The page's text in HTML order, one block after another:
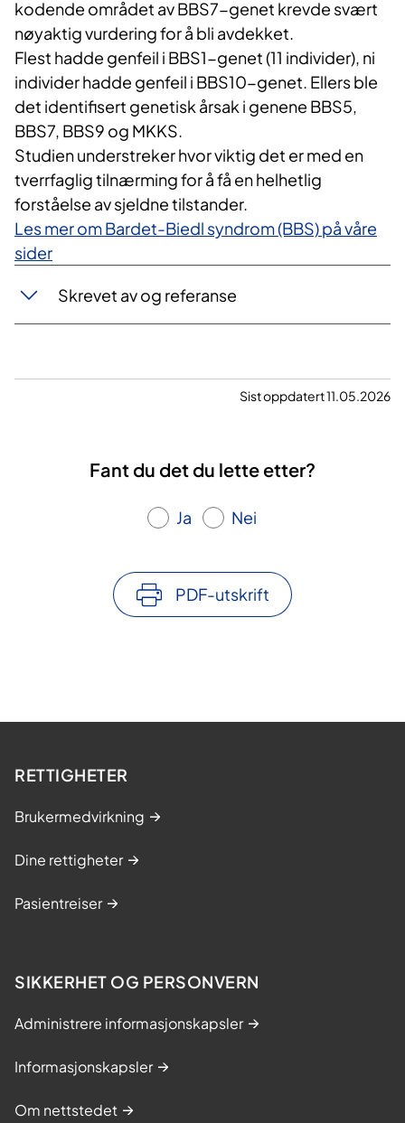
kodende området av BBS7-genet krevde svært
nøyaktig vurdering for å bli avdekket.
Flest hadde genfeil i BBS1-genet (11 individer), ni
individer hadde genfeil i BBS10-genet. Ellers ble
det identifisert genetisk årsak i genene BBS5,
BBS7, BBS9 og MKKS.
Studien understreker hvor viktig det er med en
tverrfaglig tilnærming for å få en helhetlig
forståelse av sjeldne tilstander.
Les mer om Bardet-Biedl syndrom (BBS) på våre
sider
Skrevet av og referanse
Sist oppdatert 11.05.2026
Fant du det du lette etter?
Ja Nei
PDF-utskrift
RETTIGHETER
Brukermedvirkning
Dine rettigheter
Pasientreiser
SIKKERHET OG PERSONVERN
Administrere informasjonskapsler
Informasjonskapsler
Om nettstedet